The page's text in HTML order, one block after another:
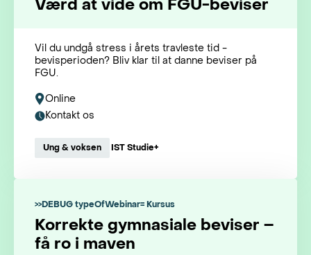
Værd at vide om FGU-beviser
Vil du undgå stress i årets travleste tid -
bevisperioden? Bliv klar til at danne beviser på
FGU.
Online
Kontakt os
Ung & voksen IST Studie+
>>DEBUG typeOfWebinar= Kursus
Korrekte gymnasiale beviser –
få ro i maven